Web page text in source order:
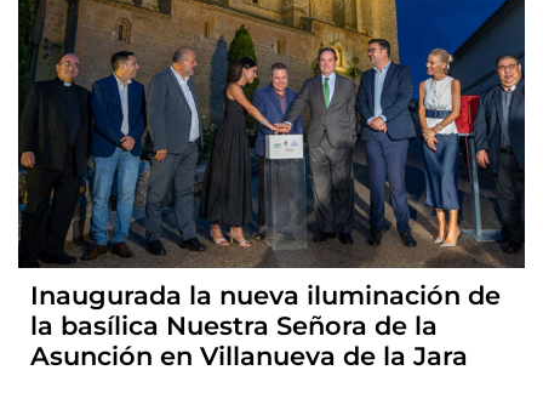
Inaugurada la nueva iluminación de
la basílica Nuestra Señora de la
Asunción en Villanueva de la Jara